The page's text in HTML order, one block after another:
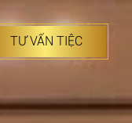
TƯ VẤN TIỆC